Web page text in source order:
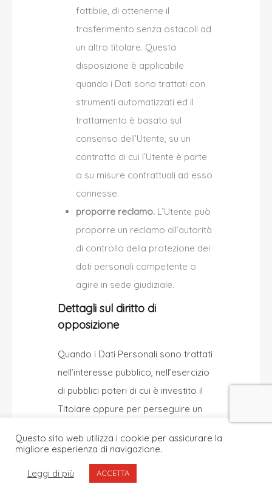
fattibile, di ottenerne il
trasferimento senza ostacoli ad
un altro titolare. Questa
disposizione è applicabile
quando i Dati sono trattati con
strumenti automatizzati ed il
trattamento è basato sul
consenso dell’Utente, su un
contratto di cui l’Utente è parte
o su misure contrattuali ad esso
connesse.
proporre reclamo. L’Utente può
proporre un reclamo all’autorità
di controllo della protezione dei
dati personali competente o
agire in sede giudiziale.
Dettagli sul diritto di
opposizione
Quando i Dati Personali sono trattati
nell’interesse pubblico, nell’esercizio
di pubblici poteri di cui è investito il
Titolare oppure per perseguire un
Utenti hanno diritto ad opporsi al
trattamento per motivi connessi alla
loro situazione particolare.
Questo sito web utilizza i cookie per assicurare la
migliore esperienza di navigazione.
Leggi di più ACCETTA